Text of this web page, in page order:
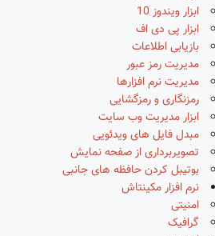
ابزار ویندوز 10
ابزار پی دی اف
بازیابی اطلاعات
مدیریت رمز عبور
مدیریت نرم افزارها
رمزنگاری و رمزگشایی
ابزار مدیریت وب سایت
مبدل فایل های ویدئویی
تصویربرداری از صفحه نمایش
بوتیبل کردن حافظه های جانبی
نرم افزار مکینتاش
امنیتی
گرافیک